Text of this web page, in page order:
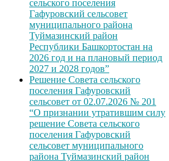
сельского поселения
Гафуровский сельсовет
муниципального района
Туймазинский район
Республики Башкортостан на
2026 год и на плановый период
2027 и 2028 годов”
Решение Совета сельского
поселения Гафуровский
сельсовет от 02.07.2026 № 201
“О признании утратившим силу
решение Совета сельского
поселения Гафуровский
сельсовет муниципального
района Туймазинский район